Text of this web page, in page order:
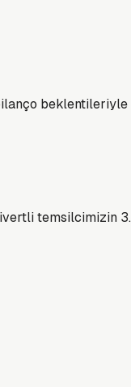
temsilcimizin